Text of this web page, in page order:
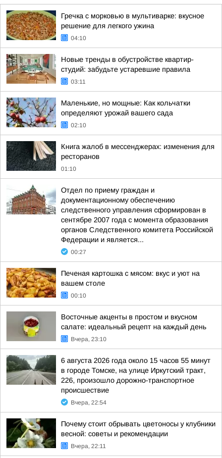
Гречка с морковью в мультиварке: вкусное
решение для легкого ужина
04:10
Новые тренды в обустройстве квартир-
студий: забудьте устаревшие правила
03:11
Маленькие, но мощные: Как кольчатки
определяют урожай вашего сада
02:10
Книга жалоб в мессенджерах: изменения для
ресторанов
01:10
Отдел по приему граждан и
документационному обеспечению
следственного управления сформирован в
сентябре 2007 года с момента образования
органов Следственного комитета Российской
Федерации и является...
00:27
Печеная картошка с мясом: вкус и уют на
вашем столе
00:10
Восточные акценты в простом и вкусном
салате: идеальный рецепт на каждый день
Вчера, 23:10
6 августа 2026 года около 15 часов 55 минут
в городе Томске, на улице Иркутский тракт,
226, произошло дорожно-транспортное
происшествие
Вчера, 22:54
Почему стоит обрывать цветоносы у клубники
весной: советы и рекомендации
Вчера, 22:11